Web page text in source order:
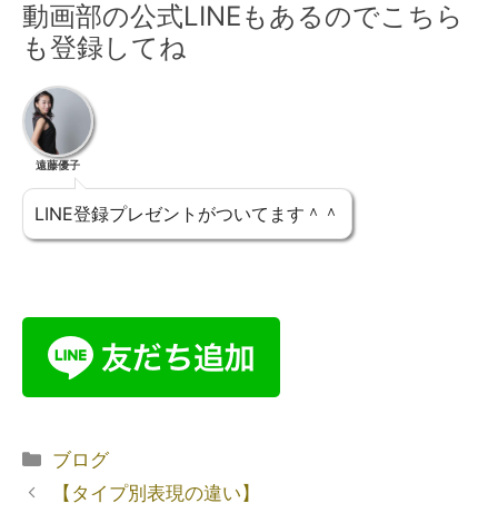
動画部の公式LINEもあるのでこちら
も登録してね
遠藤優子
LINE登録プレゼントがついてます＾＾
ブログ
【タイプ別表現の違い】